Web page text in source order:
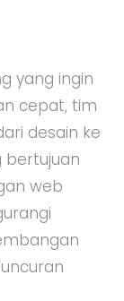
yang ingin
cepat, tim
desain ke
bertujuan
web